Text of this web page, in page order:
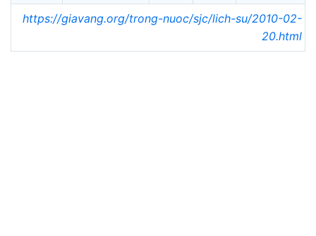
https://giavang.org/trong-nuoc/sjc/lich-su/2010-02-
20.html